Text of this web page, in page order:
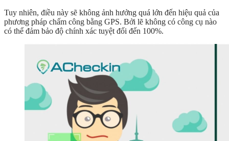
Tuy nhiên, điều này sẽ không ảnh hưởng quá lớn đến hiệu quả của
phương pháp chấm công bằng GPS. Bởi lẽ không có công cụ nào
có thể đảm bảo độ chính xác tuyệt đối đến 100%.